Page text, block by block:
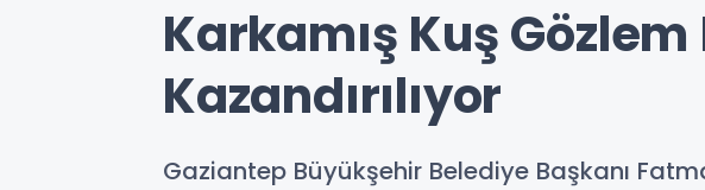
Karkamış Kuş
Kazandırılıyor
Gaziantep Büyükşehir Belediye Başkanı